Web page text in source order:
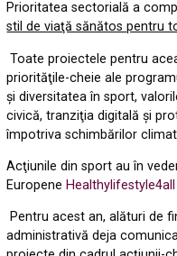
Prioritatea sectorială a
stil de viaţă sănătos pentru
Toate proiectele pentru
priorităţile-cheie ale
şi diversitatea în sport,
civică, tranziţia digitală şi
împotriva schimbărilor
Acţiunile din sport au în
Europene Healthylifestyle4all
Pentru acest an, alături de
administrativă deja